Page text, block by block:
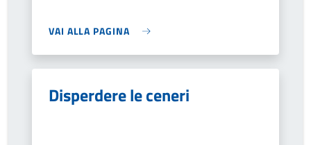
VAI ALLA PAGINA
Disperdere le ceneri